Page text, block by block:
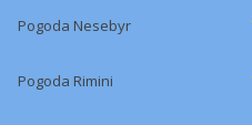
Pogoda Nesebyr
Pogoda Rimini